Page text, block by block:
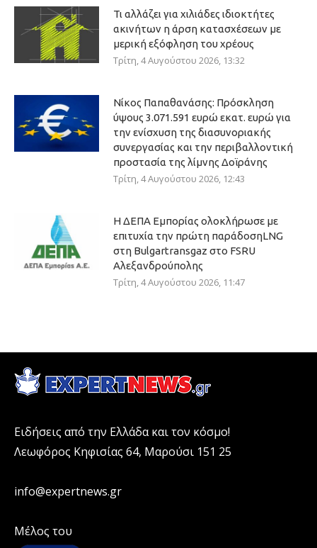
Τι αλλάζει για χιλιάδες ιδιοκτήτες
ακινήτων η άρση κατασχέσεων με
μερική εξόφληση του χρέους
Τρίτη, 4 Αυγούστου 2026, 13:32
Νίκος Παπαθανάσης: Πρόσκληση
ύψους 3.071.591 ευρώ εκατ. ευρώ για
την ενίσχυση της διασυνοριακής
συνεργασίας και την περιβαλλοντική
προστασία της λίμνης Δοϊράνης
Τρίτη, 4 Αυγούστου 2026, 12:43
Η ΔΕΠΑ Εμπορίας ολοκλήρωσε με
επιτυχία την πρώτη παράδοσηLNG
στη Bulgartransgaz στο FSRU
Αλεξανδρούπολης
Τρίτη, 4 Αυγούστου 2026, 11:47
Ειδήσεις από την Ελλάδα και τον κόσμο!
Λεωφόρος Κηφισίας 64, Μαρούσι 151 25
info@expertnews.gr
Μέλος του